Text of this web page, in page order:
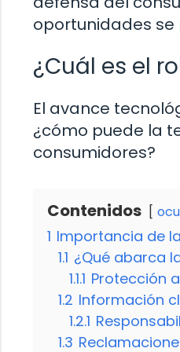
oportunidades
¿Cuál es el
El avance
¿cómo puede la
consumidores?
Contenidos
1 Importancia de
1.1 ¿Qué abarca
1.1.1 Protección
1.2 Información
1.2.1
1.3